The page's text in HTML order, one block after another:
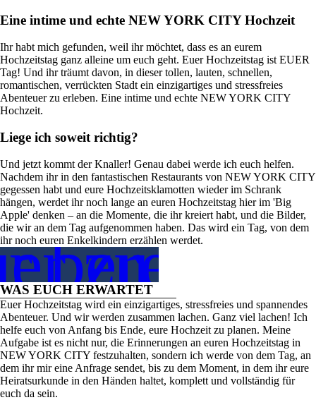
Eine intime und echte NEW YORK CITY Hochzeit
Ihr habt mich gefunden, weil ihr möchtet, dass es an eurem
Hochzeitstag ganz alleine um euch geht. Euer Hochzeitstag ist EUER
Tag! Und ihr träumt davon, in dieser tollen, lauten, schnellen,
romantischen, verrückten Stadt ein einzigartiges und stressfreies
Abenteuer zu erleben. Eine intime und echte NEW YORK CITY
Hochzeit.
Liege ich soweit richtig?
Und jetzt kommt der Knaller! Genau dabei werde ich euch helfen.
Nachdem ihr in den fantastischen Restaurants von NEW YORK CITY
gegessen habt und eure Hochzeitsklamotten wieder im Schrank
hängen, werdet ihr noch lange an euren Hochzeitstag hier im 'Big
Apple' denken – an die Momente, die ihr kreiert habt, und die Bilder,
die wir an dem Tag aufgenommen haben. Das wird ein Tag, von dem
ihr noch euren Enkelkindern erzählen werdet.
bereit
zu
WAS EUCH ERWARTET
Euer Hochzeitstag wird ein einzigartiges, stressfreies und spannendes
Abenteuer. Und wir werden zusammen lachen. Ganz viel lachen! Ich
helfe euch von Anfang bis Ende, eure Hochzeit zu planen. Meine
Aufgabe ist es nicht nur, die Erinnerungen an euren Hochzeitstag in
NEW YORK CITY festzuhalten, sondern ich werde von dem Tag, an
dem ihr mir eine Anfrage sendet, bis zu dem Moment, in dem ihr eure
Heiratsurkunde in den Händen haltet, komplett und vollständig für
euch da sein.